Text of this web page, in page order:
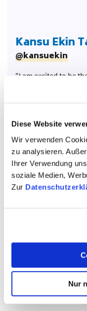
Diese Website
Wir verwenden
zu analysieren.
Ihrer Verwendung
soziale Medien,
Zur
Nur
Kansu Ekin
@kansuekin
"I am excited to be
on digital
Foundation, I will dig
approach to digital
oriented workshops